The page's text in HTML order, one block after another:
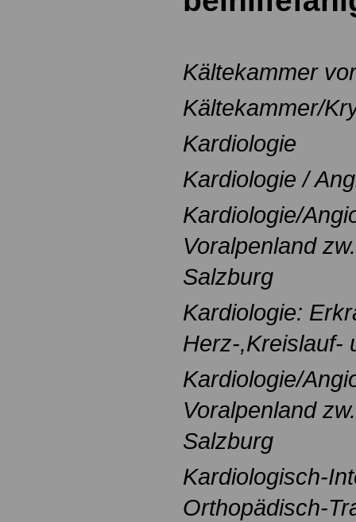
Kältekammer
Kältekammer/
Kardiologie
Kardiologie /
Kardiologie/
Voralpenland
Salzburg
Kardiologie:
Herz-,Kreislauf-
Kardiologie/
Voralpenland
Salzburg
Kardiologisch-
Orthopädisch-